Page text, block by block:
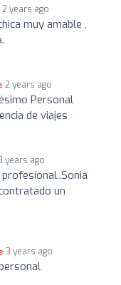
2 years ago
muy amable ,
2 years ago
Personal
de viajes
years ago
un
3 years ago